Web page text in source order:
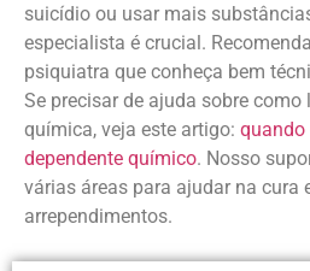
suicídio ou usar mais
especialista é crucial.
psiquiatra que conheça bem
Se precisar de ajuda sobre
química, veja este artigo: quando
dependente químico. Nosso
várias áreas para ajudar na cura
arrependimentos.